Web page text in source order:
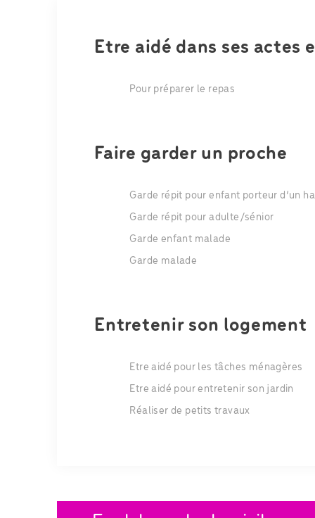
Etre aidé dans ses actes
Pour préparer le repas
Faire garder un proche
Garde répit pour enfant porteur d’un
Garde répit pour adulte/sénior
Garde enfant malade
Garde malade
Entretenir son logement
Etre aidé pour les tâches ménagères
Etre aidé pour entretenir son jardin
Réaliser de petits travaux